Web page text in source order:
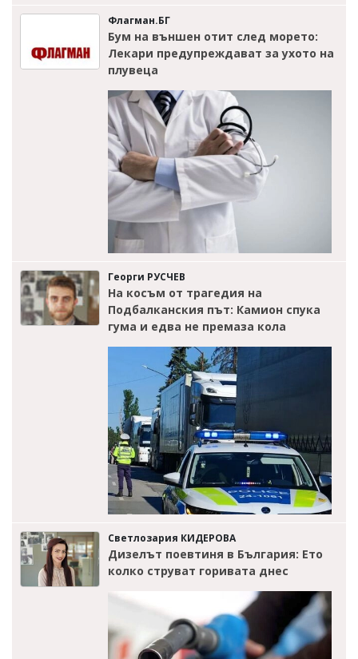
Флагман.БГ
Бум на външен отит след морето:
Лекари предупреждават за ухото на
плувеца
Георги РУСЧЕВ
На косъм от трагедия на
Подбалканския път: Камион спука
гума и едва не премаза кола
Светлозария КИДЕРОВА
Дизелът поевтиня в България: Ето
колко струват горивата днес